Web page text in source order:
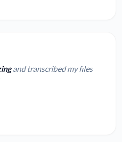
and transcribed my files